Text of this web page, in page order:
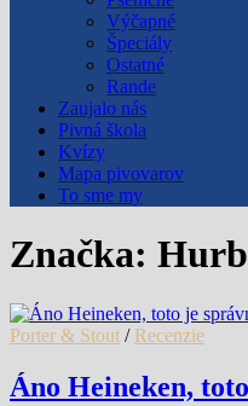
Výčapné
Špeciály
Ostatné
Rande
Zaujalo nás
Pivná škola
Kvízy
Mapa pivovarov
To sme my
Značka:
Porter & Stout / Recenzie
Áno Heineken,